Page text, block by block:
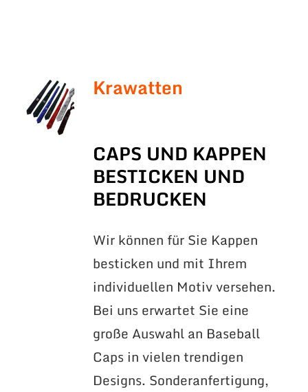
Krawatten
CAPS UND KAPPEN
BESTICKEN UND
BEDRUCKEN
Wir können für Sie Kappen
besticken und mit Ihrem
individuellen Motiv versehen.
Bei uns erwartet Sie eine
große Auswahl an Baseball
Caps in vielen trendigen
Designs. Sonderanfertigung,